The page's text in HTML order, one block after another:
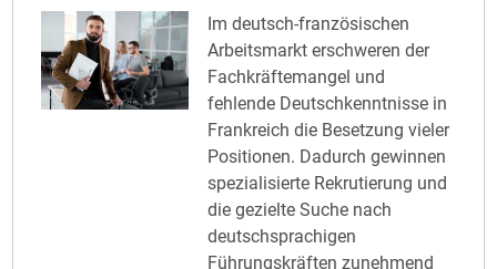
Im deutsch-französischen
Arbeitsmarkt erschweren der
Fachkräftemangel und
fehlende Deutschkenntnisse in
Frankreich die Besetzung vieler
Positionen. Dadurch gewinnen
spezialisierte Rekrutierung und
die gezielte Suche nach
deutschsprachigen
Führungskräften zunehmend